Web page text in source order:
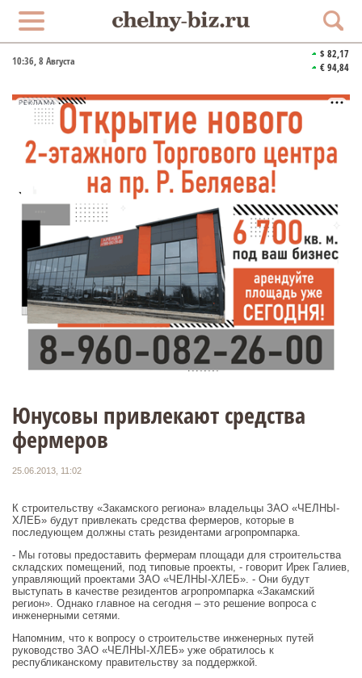
10:36, 8 Августа
$ 82,17
€ 94,84
РЕКЛАМА
Юнусовы привлекают средства
фермеров
25.06.2013, 11:02
К строительству «Закамского региона» владельцы ЗАО «ЧЕЛНЫ-
ХЛЕБ» будут привлекать средства фермеров, которые в
последующем должны стать резидентами агропромпарка.
- Мы готовы предоставить фермерам площади для строительства
складских помещений, под типовые проекты, - говорит Ирек Галиев,
управляющий проектами ЗАО «ЧЕЛНЫ-ХЛЕБ». - Они будут
выступать в качестве резидентов агропромпарка «Закамский
регион». Однако главное на сегодня – это решение вопроса с
инженерными сетями.
Напомним, что к вопросу о строительстве инженерных путей
руководство ЗАО «ЧЕЛНЫ-ХЛЕБ» уже обратилось к
республиканскому правительству за поддержкой.